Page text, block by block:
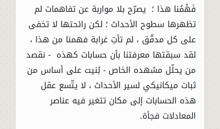
فَهْمُنا هذا ؛ يصرّح بلا مواربة عن تفاهمات لم
تظهرها سطوح الأحداث ؛ لكن رائحتها لا تخفى
على كل مدقّق ، لم تأتِ غرابة فهمنا من هذا ،
لقد سبقتها معرفتنا بأن حسابات كهذه - نقصد
من يحلّل مشهده الخاص - بُنيت على أساس من
ثبات ميكانيكي لسير الأحداث ، لا يتّسع عقل
هذه الحسابات إلى مكان تتغير فيه عناصر
المعادلات فجأة.